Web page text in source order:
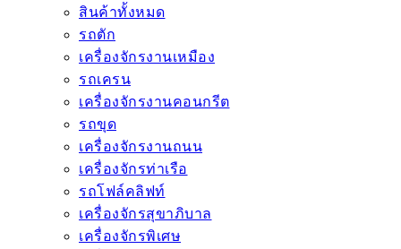
สินค้าทั้งหมด
รถตัก
เครื่องจักรงานเหมือง
รถเครน
เครื่องจักรงานคอนกรีต
รถขุด
เครื่องจักรงานถนน
เครื่องจักรท่าเรือ
รถโฟล์คลิฟท์
เครื่องจักรสุขาภิบาล
เครื่องจักรพิเศษ